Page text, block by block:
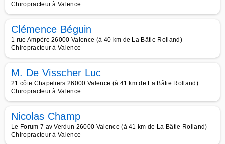
Chiropracteur à Valence
Clémence Béguin
1 rue Ampère 26000 Valence (à 40 km de La Bâtie Rolland)
Chiropracteur à Valence
M. De Visscher Luc
21 côte Chapeliers 26000 Valence (à 41 km de La Bâtie Rolland)
Chiropracteur à Valence
Nicolas Champ
Le Forum 7 av Verdun 26000 Valence (à 41 km de La Bâtie Rolland)
Chiropracteur à Valence